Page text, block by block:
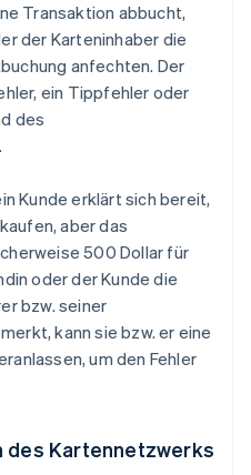
Transaktion abbucht,
der Karteninhaber die
anfechten. Der
ein Tippfehler oder
des
Kunde erklärt sich bereit,
aber das
500 Dollar für
oder der Kunde die
bzw. seiner
kann sie bzw. er eine
um den Fehler
des Kartennetzwerks